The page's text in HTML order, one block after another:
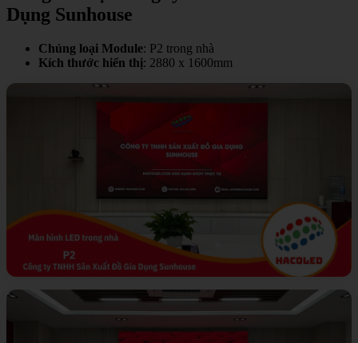
Dụng Sunhouse
Chủng loại Module: P2 trong nhà
Kích thước hiển thị: 2880 x 1600mm